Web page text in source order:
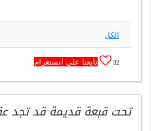
الكل
32 تابعنا على انستغرام
تحت قبعة قديمة قد تجد